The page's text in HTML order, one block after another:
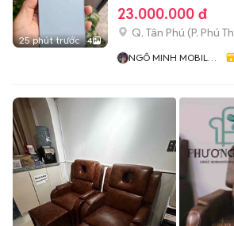
25 phút trước 4
23.000.000 đ
Q. Tân Phú (P. Phú
NGÔ MINH MOBILE